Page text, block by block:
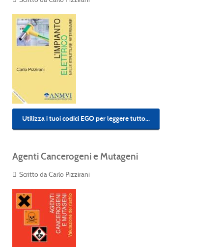
Utilizza i tuoi codici EGO per leggere tutto...
Agenti Cancerogeni e Mutageni
Scritto da Carlo Pizzirani